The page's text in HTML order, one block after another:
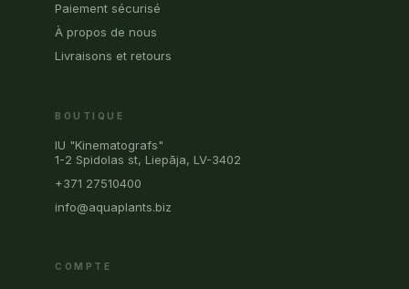
Paiement sécurisé
À propos de nous
Livraisons et retours
BOUTIQUE
IU "Kinematografs"
1-2 Spidolas st, Liepāja, LV-3402
+371 27510400
info@aquaplants.biz
COMPTE